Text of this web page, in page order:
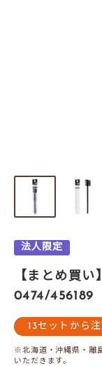
法人限定
【まとめ買い
0474/456189
13セットから
※北海道・沖縄県・離
いただきます。